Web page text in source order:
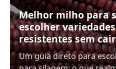
Melhor milho para
escolher
resistentes sem
Um guia direto para